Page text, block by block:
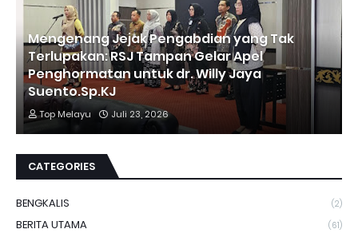
Mengenang Jejak Pengabdian yang Tak
Terlupakan: RSJ Tampan Gelar Apel
Penghormatan untuk dr. Willy Jaya
Suento.Sp.KJ
Top Melayu Juli 23, 2026
CATEGORIES
BENGKALIS (2)
BERITA UTAMA (61)